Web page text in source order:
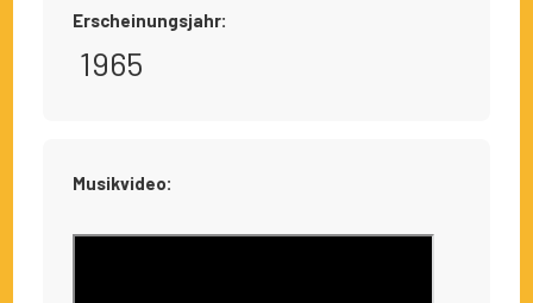
Erscheinungsjahr:
1965
Musikvideo: